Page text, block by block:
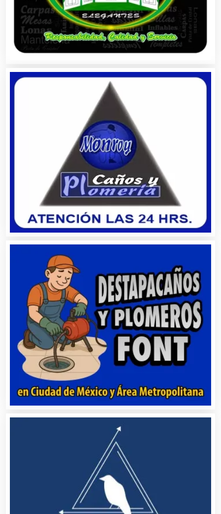
Artículos para Regalos
Artículos Personales
Artículos Publicitarios
Aseguradoras
Asesores Técnicos
Asesoría Fiscal
Asilos
Asociaciones Civiles
Asociaciones Empresariales
Audio, Sonido e Iluminación
Audios para Eventos
Automatización